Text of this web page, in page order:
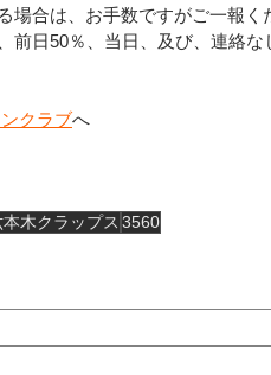
場合は、お手数ですがご一報く
前日50％、当日、及び、連絡
クラブへ
本木クラップス 3560